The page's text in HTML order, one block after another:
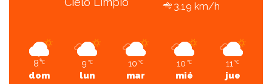
3.19 km/h
8 ℃
dom
9 ℃
lun
10 ℃
mar
10 ℃
mié
11 ℃
jue